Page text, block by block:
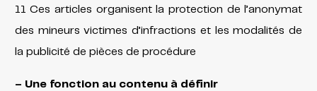
11 Ces articles organisent la protection de l’anonymat
des mineurs victimes d’infractions et les modalités de
la publicité de pièces de procédure
– Une fonction au contenu à définir